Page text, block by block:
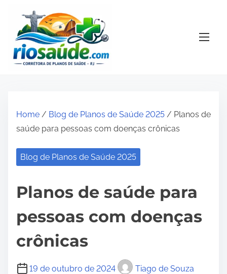
Home / Blog de Planos de Saúde 2025 / Planos de
saúde para pessoas com doenças crônicas
Blog de Planos de Saúde 2025
Planos de saúde para
pessoas com doenças
crônicas
19 de outubro de 2024 Tiago de Souza